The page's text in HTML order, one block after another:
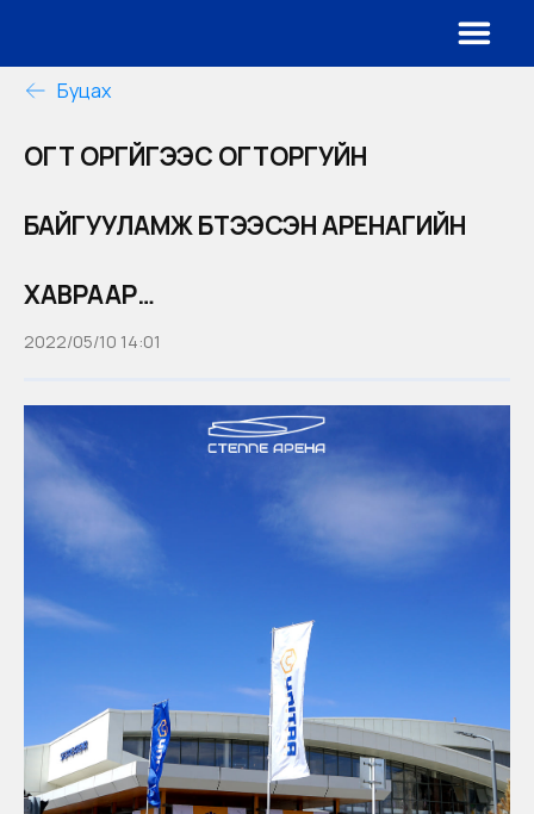
Буцах
ОГТ ОРГҮЙГЭЭС ОГТОРГУЙН
БАЙГУУЛАМЖ БҮТЭЭСЭН АРЕНАГИЙН
ХАВРААР…
2022/05/10 14:01